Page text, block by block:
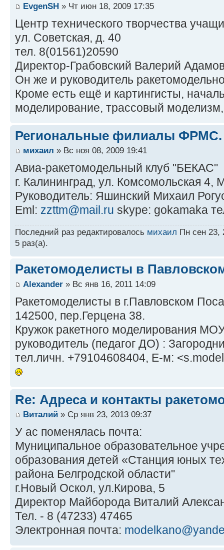
EvgenSH » Чт июн 18, 2009 17:35
Центр технического творчества
ул. Советская, д. 40
тел. 8(01561)20590
Директор-Грабовский Валерий
Он же и руководитель
Кроме есть ещё и картингисты,
моделирование, трассовый
Региональные филиалы ФРМС.
михаил » Вс ноя 08, 2009 19:41
Авиа-ракетомодельный клуб "БЕКАС"
г. Калининград, ул. Комсомольская
Руководитель: Яшинский Михаил
Eml: zzttm@mail.ru skype: gokamaka
Последний раз редактировалось михаил Пн сен 23,
5 раз(а).
Ракетомоделисты в
Alexander » Вс янв 16, 2011 14:09
Ракетомоделисты в г.Павловском
142500, пер.Герцена 38.
Кружок ракетного моделирования
руководитель (педагог ДО) :
тел.личн. +79104608404, Е-м:
Re: Адреса и контакты
Виталий » Ср янв 23, 2013 09:37
У ас поменялась почта:
Муниципальное образовательное
образования детей «Станция юных
района Белгродской области"
г.Новый Оскол, ул.Кирова, 5
Директор Майборода Виталий
Тел. - 8 (47233) 47465
Электронная почта: